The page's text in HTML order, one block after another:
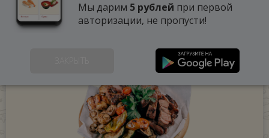
Мы дарим 5 рублей при первой
авторизации, не пропусти!